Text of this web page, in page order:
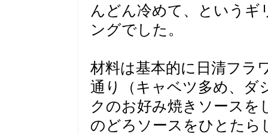
んどん冷めて、というギ
ングでした。
材料は基本的に日清フラ
通り（キャベツ多め、ダ
クのお好み焼きソースを
のどろソースをひとたら